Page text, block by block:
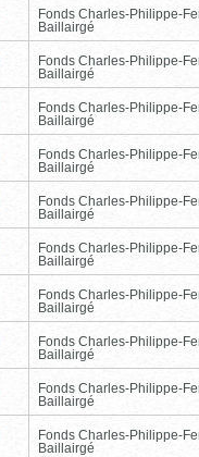
Fonds Charles-Philippe-
Baillairgé
Fonds Charles-Philippe-
Baillairgé
Fonds Charles-Philippe-
Baillairgé
Fonds Charles-Philippe-
Baillairgé
Fonds Charles-Philippe-
Baillairgé
Fonds Charles-Philippe-
Baillairgé
Fonds Charles-Philippe-
Baillairgé
Fonds Charles-Philippe-
Baillairgé
Fonds Charles-Philippe-
Baillairgé
Fonds Charles-Philippe-
Baillairgé